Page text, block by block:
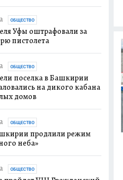
ОБЩЕСТВО
Уфы оштрафовали за
пистолета
ОБЩЕСТВО
поселка в Башкирии
на дикого кабана
домов
ОБЩЕСТВО
продлили режим
неба»
ОБЩЕСТВО